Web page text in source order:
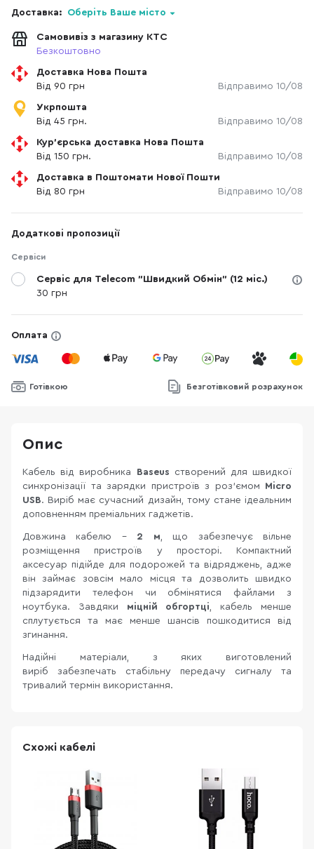
Доставка: Оберіть Ваше місто
Самовивіз з магазину КТС
Безкоштовно
Доставка Нова Пошта
Від 90 грн
Відправимо 10/08
Укрпошта
Від 45 грн.
Відправимо 10/08
Кур'єрська доставка Нова Пошта
Від 150 грн.
Відправимо 10/08
Доставка в Поштомати Нової Пошти
Від 80 грн
Відправимо 10/08
Додаткові пропозиції
Сервіси
Сервіс для Telecom "Швидкий Обмін" (12 міс.)
30 грн
Оплата
Готівкою Безготівковий розрахунок
Опис
Кабель від виробника Baseus створений для швидкої
синхронізації та зарядки пристроїв з роз'ємом Micro
USB. Виріб має сучасний дизайн, тому стане ідеальним
доповненням преміальних гаджетів.
Довжина кабелю - 2 м, що забезпечує вільне
розміщення пристроїв у просторі. Компактний
аксесуар підійде для подорожей та відряджень, адже
він займає зовсім мало місця та дозволить швидко
підзарядити телефон чи обмінятися файлами з
ноутбука. Завдяки міцній обгортці, кабель менше
сплутується та має менше шансів пошкодитися від
згинання.
Надійні матеріали, з яких виготовлений
виріб забезпечать стабільну передачу сигналу та
тривалий термін використання.
Схожі кабелі